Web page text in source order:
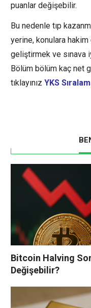
puanlar değişebilir.
Bu nedenle tıp
yerine, konulara
geliştirmek ve sınava
Bölüm bölüm kaç net
tıklayınız YKS
Bitcoin Halving
Değişebilir?